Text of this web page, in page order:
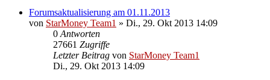
Forumsaktualisierung am 01.11.2013
von StarMoney Team1 » Di., 29. Okt 2013 14:09
0 Antworten
27661 Zugriffe
Letzter Beitrag von StarMoney Team1
Di., 29. Okt 2013 14:09